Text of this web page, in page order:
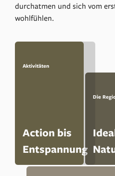
durchatmen und sich vom
wohlfühlen.
Aktivitäten
Action bis
Entspannung
Die